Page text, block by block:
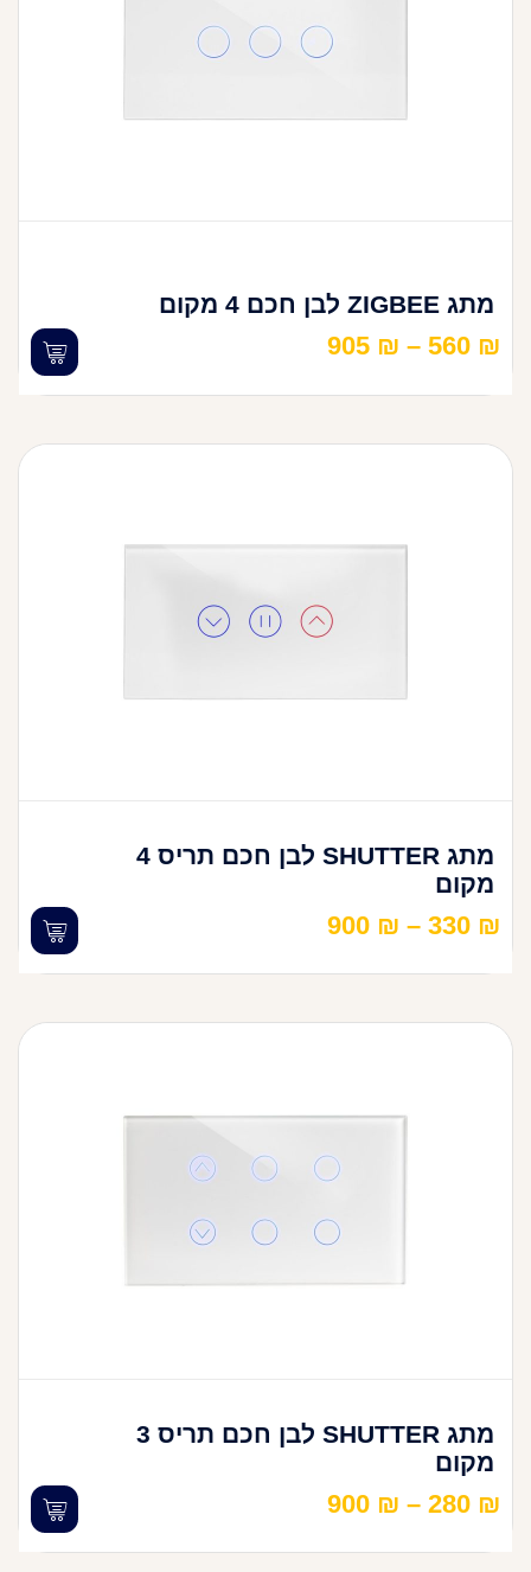
מתג ZIGBEE לבן חכם 4 מקום
560 ₪
–
905 ₪
מתג SHUTTER לבן חכם תריס 4
מקום
330 ₪
–
900 ₪
מתג SHUTTER לבן חכם תריס 3
מקום
280 ₪
–
900 ₪